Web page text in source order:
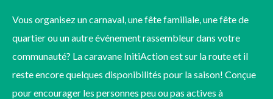
Vous organisez un carnaval, une fête familiale, une fête de
quartier ou un autre événement rassembleur dans votre
communauté? La caravane InitiAction est sur la route et il
reste encore quelques disponibilités pour la saison! Conçue
pour encourager les personnes peu ou pas actives à